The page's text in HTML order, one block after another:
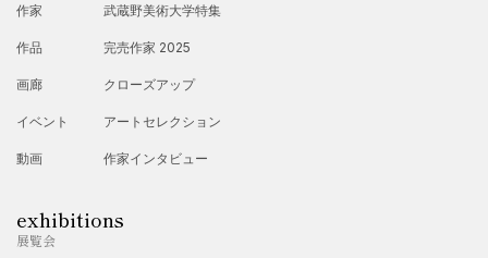
作家
作品
画廊
イベント
動画
武蔵野美術大学特集
完売作家 2025
クローズアップ
アートセレクション
作家インタビュー
exhibitions
展覧会